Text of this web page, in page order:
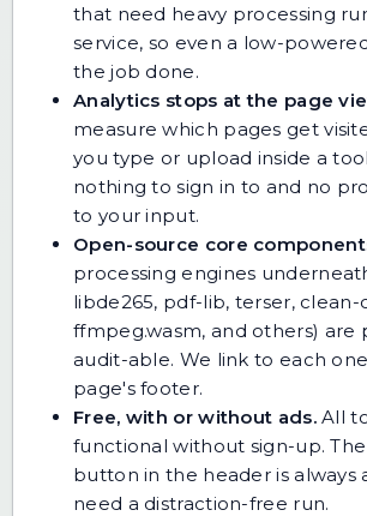
that need heavy processing
service, so even a low-
the job done.
Analytics stops at the page
measure which pages get
you type or upload inside a
nothing to sign in to and no
to your input.
Open-source core
processing engines
libde265, pdf-lib, terser, clean-
ffmpeg.wasm, and others) are
audit-able. We link to each
page's footer.
Free, with or without ads.All
functional without sign-up. The
button in the header is always
need a distraction-free run.